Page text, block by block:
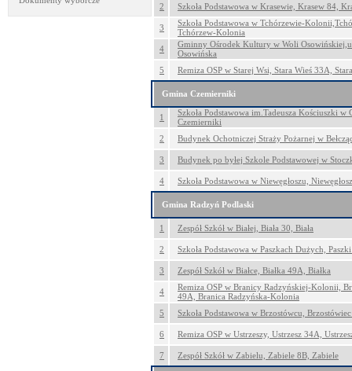
2 Szkoła Podstawowa w Krasewie, Krasew 84,
3
Szkoła Podstawowa w Tchórzewie-
Tchórzew-Kolonia
4
Gminny Ośrodek Kultury w Woli
Osowińska
5
Remiza OSP w Starej Wsi, Stara Wieś 33A,
Gmina Czemierniki
1
Szkoła Podstawowa im.Tadeusza Kościuszki
Czemierniki
2
Budynek Ochotniczej Straży Pożarnej w
3 Budynek po byłej Szkole Podstawowej w
4 Szkoła Podstawowa w Niewęgłoszu,
Gmina Radzyń Podlaski
1 Zespół Szkół w Białej, Biała 30, Biała
2 Szkoła Podstawowa w Paszkach Dużych,
3 Zespół Szkół w Białce, Białka 49A, Białka
4
Remiza OSP w Branicy Radzyńskiej-Kolonii,
49A, Branica Radzyńska-Kolonia
5
Szkoła Podstawowa w Brzostówcu,
6 Remiza OSP w Ustrzeszy, Ustrzesz 34A,
7 Zespół Szkół w Zabielu, Zabiele 8B, Zabiele